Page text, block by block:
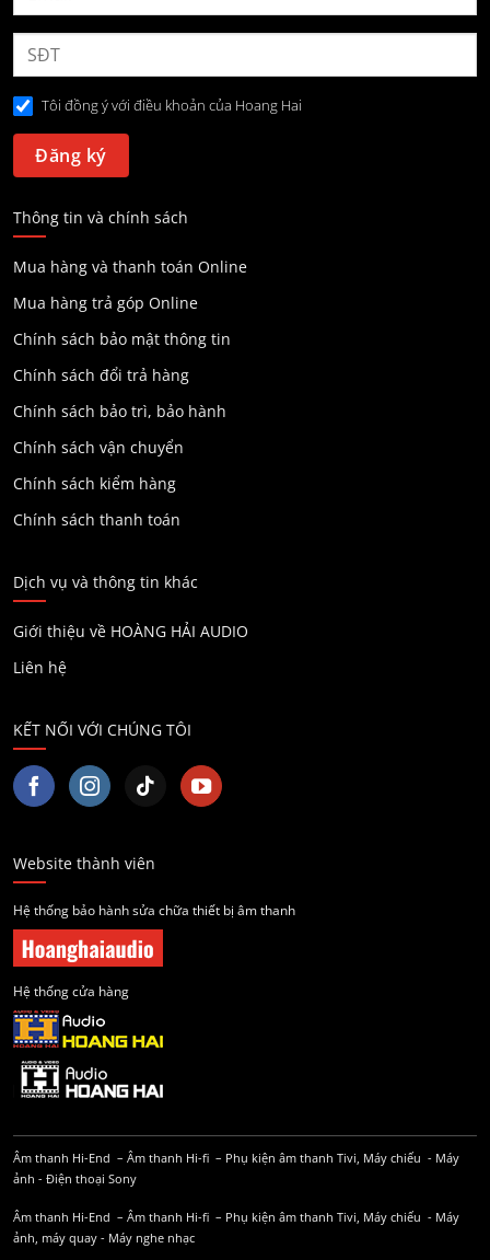
Tôi đồng ý với điều khoản của Hoang Hai
Thông tin và chính sách
Mua hàng và thanh toán Online
Mua hàng trả góp Online
Chính sách bảo mật thông tin
Chính sách đổi trả hàng
Chính sách bảo trì, bảo hành
Chính sách vận chuyển
Chính sách kiểm hàng
Chính sách thanh toán
Dịch vụ và thông tin khác
Giới thiệu về HOÀNG HẢI AUDIO
Liên hệ
KẾT NỐI VỚI CHÚNG TÔI
Website thành viên
Hệ thống bảo hành sửa chữa thiết bị âm thanh
Hệ thống cửa hàng
Âm thanh Hi-End – Âm thanh Hi-fi – Phụ kiện âm thanh Tivi, Máy chiếu - Máy
ảnh - Điện thoại Sony
Âm thanh Hi-End – Âm thanh Hi-fi – Phụ kiện âm thanh Tivi, Máy chiếu - Máy
ảnh, máy quay - Máy nghe nhạc